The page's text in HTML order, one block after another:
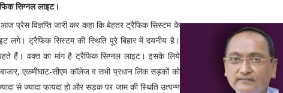
सिग्नल लाइट।
आज प्रेस विज्ञप्ति जारी कर कहा कि बेहतर ट्रैफिक सिस्टम के
लगे। ट्रैफिक सिस्टम की स्थिति पूरे बिहार में दयनीय है।
हैं। वक्त का मांग है ट्रैफिक सिग्नल लाइट। इसके लिये
एकमीघाट-सीएम कॉलेज व सभी प्रधान लिंक सड़कों को
से ज्यादा फायदा हो और सड़क पर जाम की स्थिति उत्पन्न